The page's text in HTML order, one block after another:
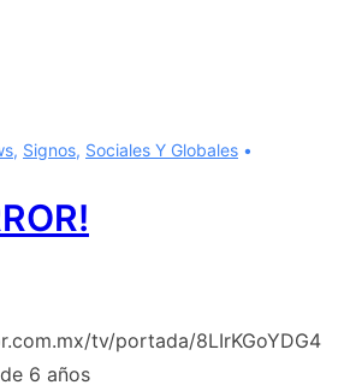
, Signos, Sociales Y Globales
tv/portada/8LIrKGoYDG4
6 años